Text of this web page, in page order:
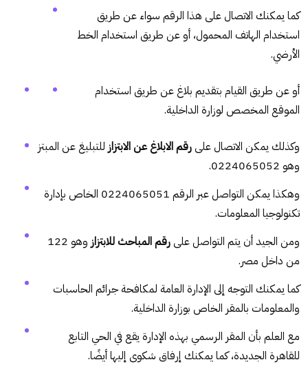
كما يمكنك الاتصال على هذا الرقم سواء عن طريق
استخدام الهاتف المحمول، أو عن طريق استخدام الخط
الأرضي.
أو عن طريق القيام بتقديم بلاغ عن طريق استخدام
الموقع المخصص لوزارة الداخلية.
وكذلك يمكن الاتصال علىرقم الابلاغ عن الابتزاز للتبليغ عن المبتز
وهو 0224065052.
وهكذا يمكن التواصل عبر الرقم 0224065051 الخاص بإدارة
تكنولوجيا المعلومات.
ومن الجيد أن يتم التواصل علىرقم المباحث للابتزاز
وهو 122
من داخل مصر.
كما يمكنك التوجه إلى الإدارة العامة لمكافحة جرائم الحاسبات
والمعلومات بالمقر الخاص بوزارة الداخلية.
مع العلم بأن المقر الرسمي بهذه الإدارة يقع في الحي التابع
للقاهرة الجديدة، كما يمكنك إرفاق شكوى إليها أيضًا.